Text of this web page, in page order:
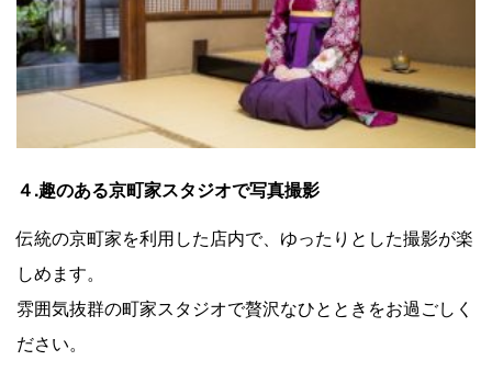
４.趣のある京町家スタジオで写真撮影
伝統の京町家を利用した店内で、ゆったりとした撮影が楽
しめます。
雰囲気抜群の町家スタジオで贅沢なひとときをお過ごしく
ださい。